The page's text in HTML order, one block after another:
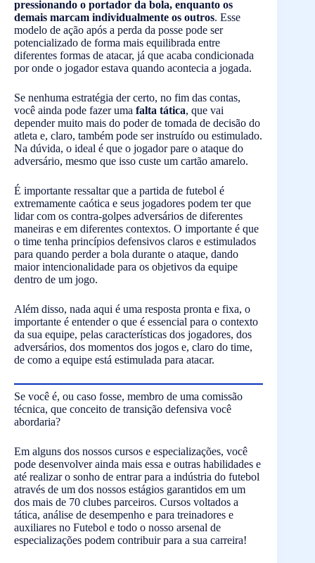
pressionando o portador da bola, enquanto os
demais marcam individualmente os outros. Esse
modelo de ação após a perda da posse pode ser
potencializado de forma mais equilibrada entre
diferentes formas de atacar, já que acaba condicionada
por onde o jogador estava quando acontecia a jogada.
Se nenhuma estratégia der certo, no fim das contas,
você ainda pode fazer uma falta tática, que vai
depender muito mais do poder de tomada de decisão do
atleta e, claro, também pode ser instruído ou estimulado.
Na dúvida, o ideal é que o jogador pare o ataque do
adversário, mesmo que isso custe um cartão amarelo.
É importante ressaltar que a partida de futebol é
extremamente caótica e seus jogadores podem ter que
lidar com os contra-golpes adversários de diferentes
maneiras e em diferentes contextos. O importante é que
o time tenha princípios defensivos claros e estimulados
para quando perder a bola durante o ataque, dando
maior intencionalidade para os objetivos da equipe
dentro de um jogo.
Além disso, nada aqui é uma resposta pronta e fixa, o
importante é entender o que é essencial para o contexto
da sua equipe, pelas características dos jogadores, dos
adversários, dos momentos dos jogos e, claro do time,
de como a equipe está estimulada para atacar.
Se você é, ou caso fosse, membro de uma comissão
técnica, que conceito de transição defensiva você
abordaria?
Em alguns dos nossos cursos e especializações, você
pode desenvolver ainda mais essa e outras habilidades e
até realizar o sonho de entrar para a indústria do futebol
através de um dos nossos estágios garantidos em um
dos mais de 70 clubes parceiros. Cursos voltados a
tática, análise de desempenho e para treinadores e
auxiliares no Futebol e todo o nosso arsenal de
especializações podem contribuir para a sua carreira!